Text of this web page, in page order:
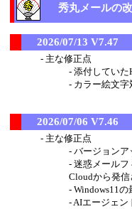
秀丸メールの
2026/07/13 V7.47
主な修正点
添付していた
カラー絵文
2026/07/06 V7.46
主な修正点
バージョンア
迷惑メールフ
Cloudから発信
Windows11
AIエージェン